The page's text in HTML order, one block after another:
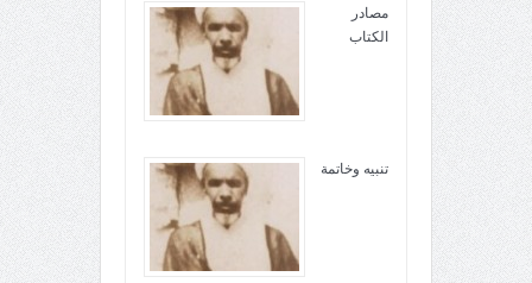
مصادر
الکتاب
تنبيه وخاتمة